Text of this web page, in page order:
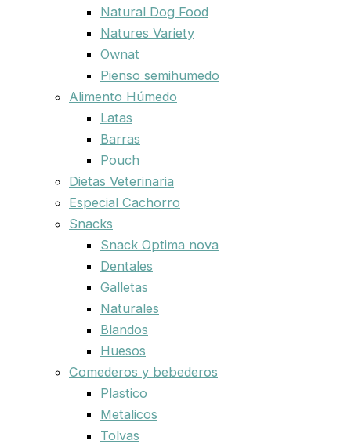
Natural Dog Food
Natures Variety
Ownat
Pienso semihumedo
Alimento Húmedo
Latas
Barras
Pouch
Dietas Veterinaria
Especial Cachorro
Snacks
Snack Optima nova
Dentales
Galletas
Naturales
Blandos
Huesos
Comederos y bebederos
Plastico
Metalicos
Tolvas